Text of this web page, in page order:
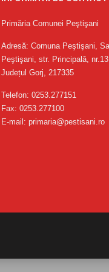
Primăria Comunei Peştişani
Adresă: Comuna Peştişani,
Peştişani, str. Principală,
Județul Gorj, 217335
Telefon: 0253.277151
Fax: 0253.277100
E-mail: primaria@pestisani.ro